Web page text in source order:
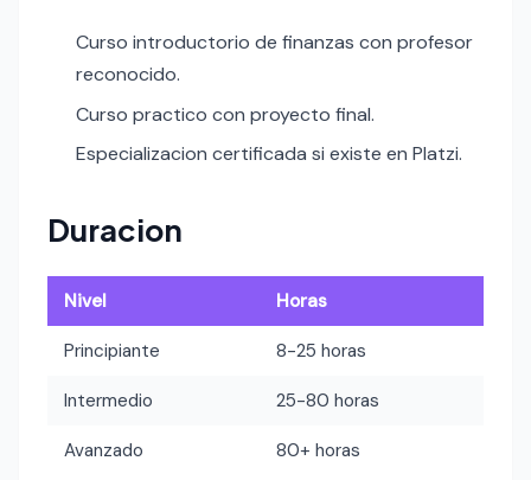
Curso introductorio de finanzas con profesor
reconocido.
Curso practico con proyecto final.
Especializacion certificada si existe en Platzi.
Duracion
Nivel Horas
Principiante 8-25 horas
Intermedio 25-80 horas
Avanzado 80+ horas